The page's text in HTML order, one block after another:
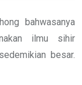
bahwasanya
ilmu sihir
besar.